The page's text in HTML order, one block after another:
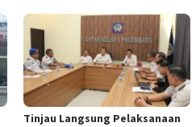
Tinjau Langsung Pelaksanaan